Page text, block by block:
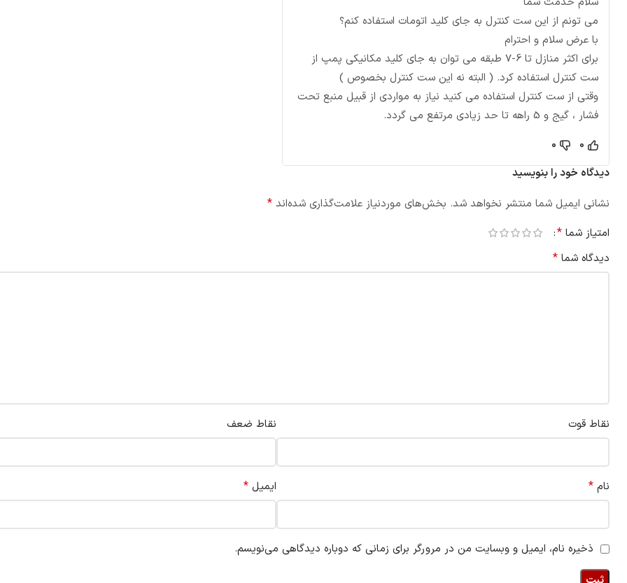
می تونم از این ست کنترل به جای کلید اتومات استفاده کنم؟
با عرض سلام و احترام
برای اکثر منازل تا 6-7 طبقه می توان به جای کلید مکانیکی پمپ از
ست کنترل استفاده کرد. ( البته نه این ست کنترل بخصوص )
وقتی از ست کنترل استفاده می کنید نیاز به مواردی از قبیل منبع تحت
فشار ، گیج و 5 راهه تا حد زیادی مرتفع می گردد.
0
0
دیدگاه خود را بنویسید
نشانی ایمیل شما منتشر نخواهد شد. بخش‌های موردنیاز علامت‌گذاری شده‌اند *
امتیاز شما *
دیدگاه شما *
نقاط قوت نقاط ضعف
نام * ایمیل *
ذخیره نام، ایمیل و وبسایت من در مرورگر برای زمانی که دوباره دیدگاهی می‌نویسم.